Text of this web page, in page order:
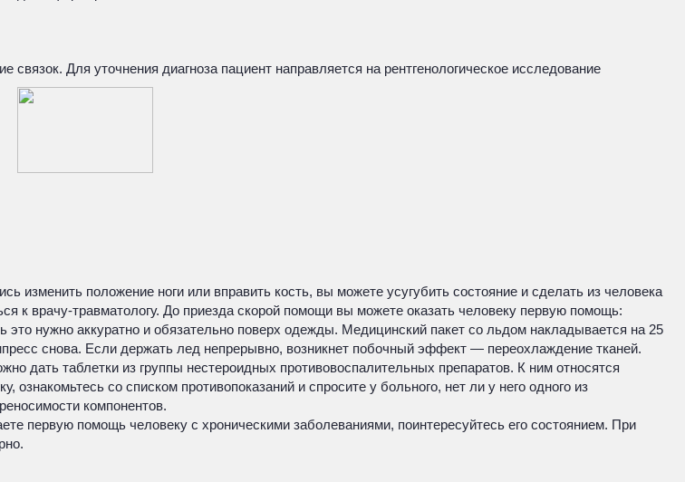
Для уточнения диагноза пациент направляется на рентгенологическое исследование
положение ноги или вправить кость, вы можете усугубить состояние и сделать из человека
к врачу-травматологу. До приезда скорой помощи вы можете оказать человеку первую помощь:
нужно аккуратно и обязательно поверх одежды. Медицинский пакет со льдом накладывается на 25
снова. Если держать лед непрерывно, возникнет побочный эффект — переохлаждение тканей.
дать таблетки из группы нестероидных противовоспалительных препаратов. К ним относятся
со списком противопоказаний и спросите у больного, нет ли у него одного из
компонентов.
первую помощь человеку с хроническими заболеваниями, поинтересуйтесь его состоянием. При